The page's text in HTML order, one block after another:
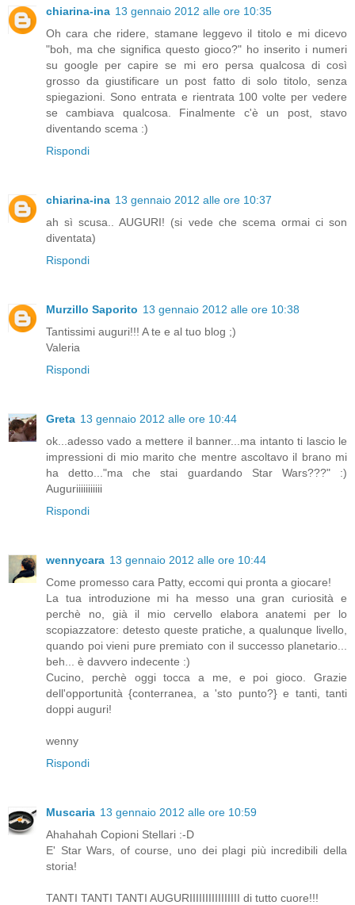
chiarina-ina 13 gennaio 2012 alle ore 10:35
Oh cara che ridere, stamane leggevo il titolo e mi dicevo
"boh, ma che significa questo gioco?" ho inserito i numeri
su google per capire se mi ero persa qualcosa di così
grosso da giustificare un post fatto di solo titolo, senza
spiegazioni. Sono entrata e rientrata 100 volte per vedere
se cambiava qualcosa. Finalmente c'è un post, stavo
diventando scema :)
Rispondi
chiarina-ina 13 gennaio 2012 alle ore 10:37
ah sì scusa.. AUGURI! (si vede che scema ormai ci son
diventata)
Rispondi
Murzillo Saporito 13 gennaio 2012 alle ore 10:38
Tantissimi auguri!!! A te e al tuo blog ;)
Valeria
Rispondi
Greta 13 gennaio 2012 alle ore 10:44
ok...adesso vado a mettere il banner...ma intanto ti lascio le
impressioni di mio marito che mentre ascoltavo il brano mi
ha detto..."ma che stai guardando Star Wars???" :)
Auguriiiiiiiiiii
Rispondi
wennycara 13 gennaio 2012 alle ore 10:44
Come promesso cara Patty, eccomi qui pronta a giocare!
La tua introduzione mi ha messo una gran curiosità e
perchè no, già il mio cervello elabora anatemi per lo
scopiazzatore: detesto queste pratiche, a qualunque livello,
quando poi vieni pure premiato con il successo planetario...
beh... è davvero indecente :)
Cucino, perchè oggi tocca a me, e poi gioco. Grazie
dell'opportunità {conterranea, a 'sto punto?} e tanti, tanti
doppi auguri!
wenny
Rispondi
Muscaria 13 gennaio 2012 alle ore 10:59
Ahahahah Copioni Stellari :-D
E' Star Wars, of course, uno dei plagi più incredibili della
storia!
TANTI TANTI TANTI AUGURIIIIIIIIIIIIIIII di tutto cuore!!!